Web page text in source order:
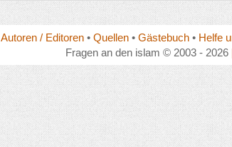
Autoren / Editoren• Quellen• Gästebuch• Helfe
Fragen an den islam © 2003 - 2026